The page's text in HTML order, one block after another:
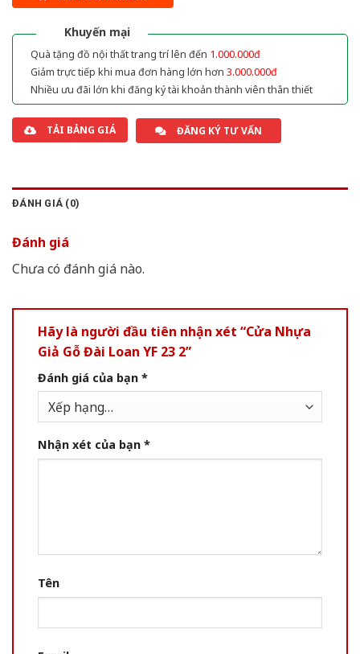
Khuyến mại
Quà tặng đồ nội thất trang trí lên đến 1.000.000đ
Giảm trực tiếp khi mua đơn hàng lớn hơn 3.000.000đ
Nhiều ưu đãi lớn khi đăng ký tài khoản thành viên thân thiết
TẢI BẢNG GIÁ ĐĂNG KÝ TƯ VẤN
ĐÁNH GIÁ (0)
Đánh giá
Chưa có đánh giá nào.
Hãy là người đầu tiên nhận xét “Cửa Nhựa
Giả Gỗ Đài Loan YF 23 2”
Đánh giá của bạn *
Nhận xét của bạn *
Tên